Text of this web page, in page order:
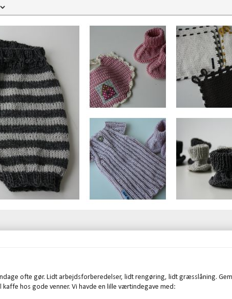
ofte gør. Lidt arbejdsforberedelser, lidt rengøring, lidt græsslåning.
hos gode venner. Vi havde en lille værtindegave med: